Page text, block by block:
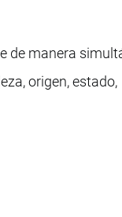
de manera
origen, estado,